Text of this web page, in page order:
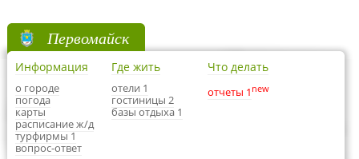
Первомайск
Информация
о городе
погода
карты
расписание ж/д
турфирмы 1
вопрос-ответ
Где жить
отели 1
гостиницы 2
базы отдыха 1
Что делать
отчеты 1 new